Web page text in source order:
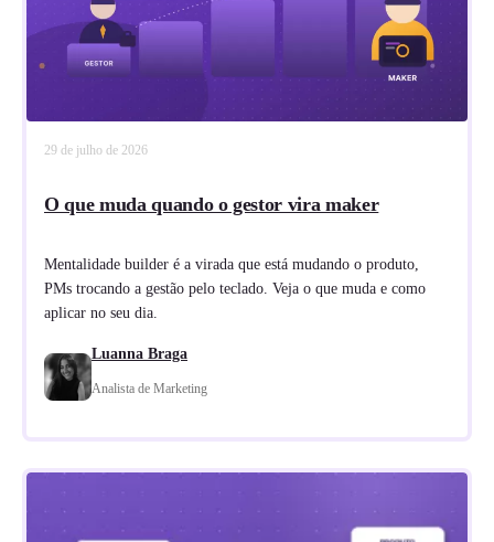
29 de julho de 2026
O que muda quando o gestor vira maker
Mentalidade builder é a virada que está mudando o produto,
PMs trocando a gestão pelo teclado. Veja o que muda e como
aplicar no seu dia.
Luanna Braga
Analista de Marketing